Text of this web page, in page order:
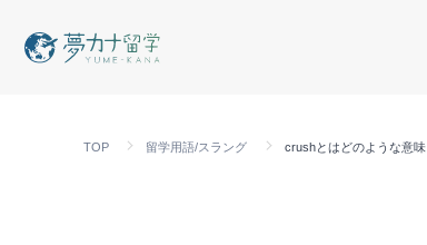
TOP 留学用語/スラング crushとはどのような意